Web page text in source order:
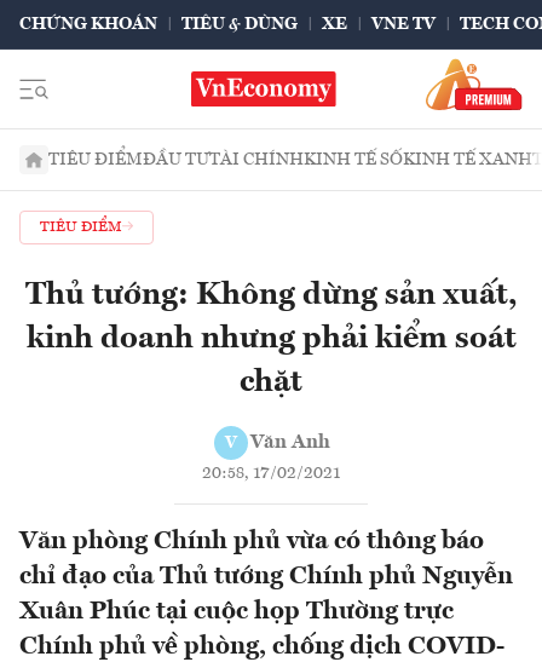
CHỨNG KHOÁN TIÊU & DÙNG XE VNE TV TECH
TIÊU ĐIỂMĐẦU TƯTÀI CHÍNHKINH TẾ SỐKINH TẾ XANH
TIÊU ĐIỂM
Thủ tướng: Không dừng sản xuất,
kinh doanh nhưng phải kiểm soát
chặt
V Văn Anh
20:58, 17/02/2021
Văn phòng Chính phủ vừa có thông báo
chỉ đạo của Thủ tướng Chính phủ Nguyễn
Xuân Phúc tại cuộc họp Thường trực
Chính phủ về phòng, chống dịch COVID-